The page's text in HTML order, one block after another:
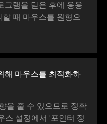
그램을 닫은 후에 응용
때 마우스를 원형으
해 마우스를 최적화하
을 줄 수 있으므로 정확
스 설정에서 '포인터 정